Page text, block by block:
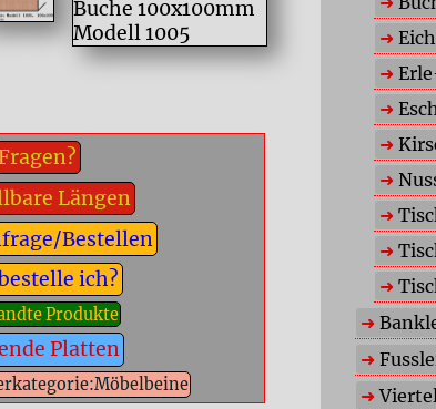
Längen
Bestellen
ich?
Produkte
Platten